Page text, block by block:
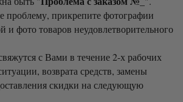
проблему, прикрепите фотографии
и фото товаров неудовлетворительного
с Вами в течение 2-х рабочих
возврата средств, замены
скидки на следующую